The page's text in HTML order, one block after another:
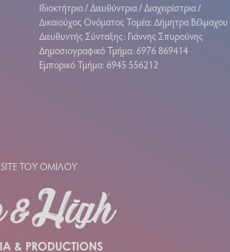
Ιδιοκτήτρια / Διευθύντρια / Διαχειρίστρια /
Δικαιούχος Ονόματος Τομέα: Δήμητρα Βέλμαχου
Διευθυντής Σύνταξης: Γιάννης Σπυρούνης
Δημοσιογραφικό Τμήμα: 6976 869414
Εμπορικό Τμήμα: 6945 556212
SITE ΤΟΥ ΟΜΙΛΟΥ